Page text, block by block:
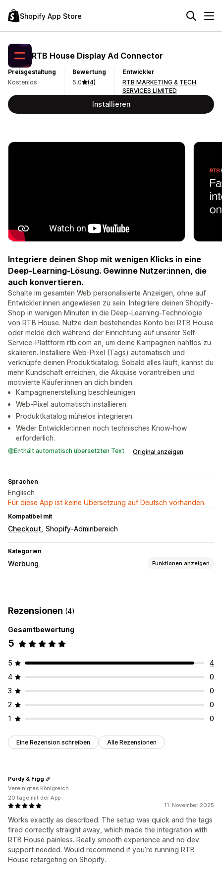
Shopify App Store
RTB House Display Ad Connector
Preisgestaltung
Kostenlos
Bewertung
5,0
(4)
Entwickler
RTB MARKETING & TECH
SERVICES LIMITED
Installieren
Integriere deinen Shop mit wenigen Klicks in eine
Deep-Learning-Lösung. Gewinne Nutzer:innen, die
auch konvertieren.
Schalte im gesamten Web personalisierte Anzeigen, ohne auf
Entwickler:innen angewiesen zu sein. Integriere deinen Shopify-
Shop in wenigen Minuten in die Deep-Learning-Technologie
von RTB House. Nutze dein bestehendes Konto bei RTB House
oder melde dich während der Einrichtung auf unserer Self-
Service-Plattform rtb.com an, um deine Kampagnen nahtlos zu
skalieren. Installiere Web-Pixel (Tags) automatisch und
verknüpfe deinen Produktkatalog. Sobald alles läuft, kannst du
mehr Kundschaft erreichen, die Akquise vorantreiben und
motivierte Käufer:innen an dich binden.
Kampagnenerstellung beschleunigen.
Web-Pixel automatisch installieren.
Produktkatalog mühelos integrieren.
Weder Entwickler:innen noch technisches Know-how
erforderlich.
Enthält automatisch übersetzten Text Original anzeigen
Sprachen
Englisch
Für diese App ist keine Übersetzung auf Deutsch vorhanden.
Kompatibel mit
Checkout Shopify-Adminbereich
Kategorien
Werbung Funktionen anzeigen
Automatisierte Kampagnen
Leistungsanalyse
Conversion-Tracking
Rezensionen (4)
Gesamtbewertung
5
5
4
4
0
3
0
2
0
1
0
Eine Rezension schreiben Alle Rezensionen
11. November 2025
Works exactly as described. The setup was quick and the tags
fired correctly straight away, which made the integration with
RTB House painless. Really smooth experience and no dev
support needed. Would recommend if you’re running RTB
House retargeting on Shopify.
Purdy & Figg
Vereinigtes Königreich
20 tage mit der App